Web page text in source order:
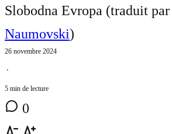
Slobodna Evropa (traduit par
Naumovski)
26 novembre 2024
⋅
5 min de lecture
0